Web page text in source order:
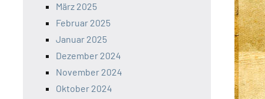
März 2025
Februar 2025
Januar 2025
Dezember 2024
November 2024
Oktober 2024